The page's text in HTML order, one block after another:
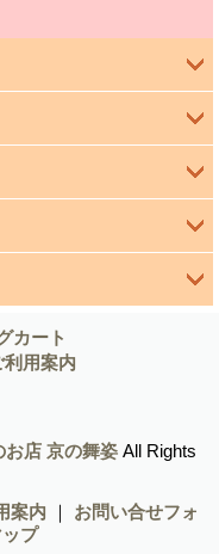
カート
利用案内
店 京の舞姿All Rights
案内 ｜ お問い合せフォ
プ